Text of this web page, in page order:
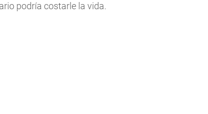
podría costarle la vida.